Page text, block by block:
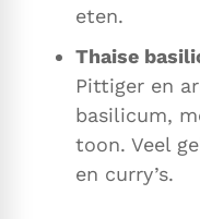
eten.
Thaise
Pittiger en
basilicum,
toon. Veel
en curry’s.